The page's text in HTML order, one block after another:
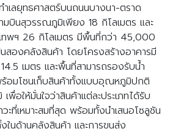
Search
เลยุทธศาสตร์บนถนนบางนา-ตราด
บินสุวรรณภูมิเพียง 18 กิโลเมตร และ
ทพฯ 26 กิโลเมตร มีพื้นที่กว่า 45,000
สองคลังสินค้า โดยโครงสร้างอาคารมี
เมตร และพื้นที่สามารถรองรับน้ำ
อมโซนเก็บสินค้าทั้งแบบอุณหภูมิปกติ
อให้มั่นใจว่าสินค้าแต่ละประเภทได้รับ
ะที่เหมาะสมที่สุด พร้อมทั้งนำเสนอโซลูชัน
ในด้านคลังสินค้า และการขนส่ง